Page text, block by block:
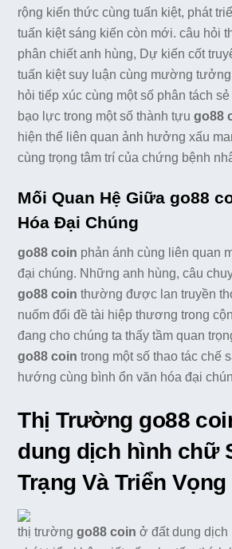
rộng kiến thức cùng tuấn kiệt, phát
tuấn kiệt sáng kiến còn mới. câu hỏi
phân chiết anh hùng, Dự kiến cốt
tuấn kiệt suy luận cùng mường
hỏi tiếp xúc cùng một số phân tách
bạo lực trong một số thành tựugo88
hiện thể liên quan ảnh hưởng xấu
cùng trọng tâm trí của chứng bệnh
Mối Quan Hệ Giữa go88
Hóa Đại Chúng
go88 coin phản ánh cùng liên quan
đại chúng. Những anh hùng, câu
go88 coin thường được lan truyền
nuốm đổi đề tài hiệp thương trong
đang cho chúng ta thấy tầm quan
go88 coin trong một số thao tác chế
hướng cùng bình ổn văn hóa đại
Thị Trường go88
dung dịch hình chữ
Trạng Và Triển Vọng
thị trườnggo88 coin ở đất dung dịch